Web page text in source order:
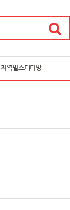
지역별스터디방